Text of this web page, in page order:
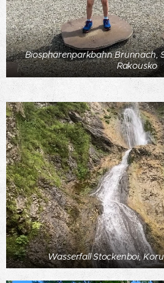
Biosphärenparkbahn Brunnach,
Rakousko
Wasserfall Stockenboi,